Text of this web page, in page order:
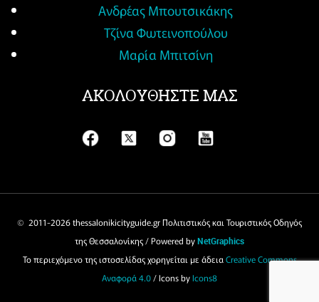
Ανδρέας Μπουτσικάκης
Τζίνα Φωτεινοπούλου
Μαρία Μπιτσίνη
ΑΚΟΛΟΥΘΗΣΤΕ ΜΑΣ
© 2011-2026 thessalonikicityguide.gr Πολιτιστικός και Τουριστικός Οδηγός
της Θεσσαλονίκης / Powered byNetGraphics
Το περιεχόμενο της ιστοσελίδας χορηγείται με άδεια Creative Commons
Αναφορά 4.0/ Icons byIcons8